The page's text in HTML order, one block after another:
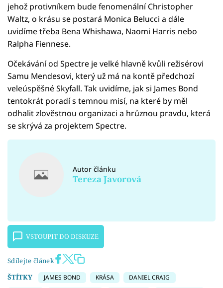
jehož protivníkem bude fenomenální Christopher
Waltz, o krásu se postará Monica Belucci a dále
uvidíme třeba Bena Whishawa, Naomi Harris nebo
Ralpha Fiennese.
Očekávání od Spectre je velké hlavně kvůli režisérovi
Samu Mendesovi, který už má na kontě předchozí
veleúspěšné Skyfall. Tak uvidíme, jak si James Bond
tentokrát poradí s temnou misí, na které by měl
odhalit zlověstnou organizaci a hrůznou pravdu, která
se skrývá za projektem Spectre.
Autor článku
Tereza Javorová
VSTOUPIT DO DISKUZE
Sdílejte článek
ŠTÍTKY
JAMES BOND KRÁSA DANIEL CRAIG